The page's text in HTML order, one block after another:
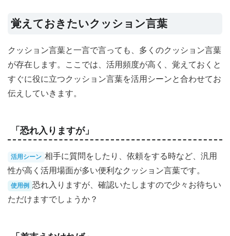
覚えておきたいクッション言葉
クッション言葉と一言で言っても、多くのクッション言葉
が存在します。ここでは、活用頻度が高く、覚えておくと
すぐに役に立つクッション言葉を活用シーンと合わせてお
伝えしていきます。
「恐れ入りますが」
活用シーン 相手に質問をしたり、依頼をする時など、汎用
性が高く活用場面が多い便利なクッション言葉です。
使用例 恐れ入りますが、確認いたしますので少々お待ちい
ただけますでしょうか？